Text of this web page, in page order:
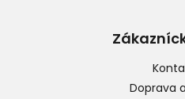
Doprava